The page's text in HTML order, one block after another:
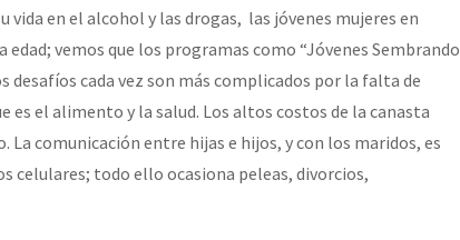
vida en el alcohol y las drogas, las jóvenes mujeres en
vemos que los programas como “Jóvenes Sembrando
desafíos cada vez son más complicados por la falta de
es el alimento y la salud. Los altos costos de la canasta
La comunicación entre hijas e hijos, y con los maridos, es
celulares; todo ello ocasiona peleas, divorcios,